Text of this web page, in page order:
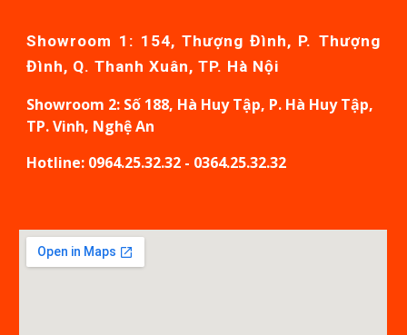
Showroom 1: 154, Thượng Đình, P. Thượng
Đình, Q. Thanh Xuân, TP. Hà Nội
Showroom 2: Số 188, Hà Huy Tập, P. Hà Huy Tập,
TP. Vinh, Nghệ An
Hotline: 0964.25.32.32 - 0364.25.32.32